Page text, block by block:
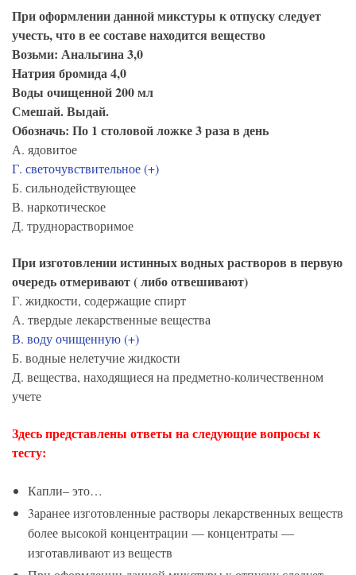
При оформлении данной микстуры к отпуску следует
учесть, что в ее составе находится вещество
Возьми: Анальгина 3,0
Натрия бромида 4,0
Воды очищенной 200 мл
Смешай. Выдай.
Обозначь: По 1 столовой ложке 3 раза в день
А. ядовитое
Г. светочувствительное (+)
Б. сильнодействующее
В. наркотическое
Д. труднорастворимое
При изготовлении истинных водных растворов в первую
очередь отмеривают ( либо отвешивают)
Г. жидкости, содержащие спирт
А. твердые лекарственные вещества
В. воду очищенную (+)
Б. водные нелетучие жидкости
Д. вещества, находящиеся на предметно-количественном
учете
Здесь представлены ответы на следующие вопросы к
тесту:
Капли– это…
3аранее изготовленные растворы лекарственных веществ
более высокой концентрации — концентраты —
изготавливают из веществ